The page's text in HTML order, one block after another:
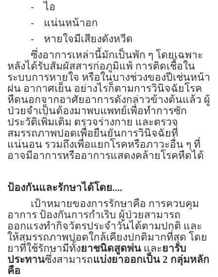
-
ไอ
-
แน่นหน้าอก
-
หายใจมีเสียงดังหวีด
ซึ่งอาการเหล่านี้มักเป็นพัก ๆ โดยเฉพาะ
หลังได้รับสัมผัสสารก่อภูมิแพ้ การติดเชื้อใน
ระบบการหายใจ หรือในบางช่วงของปีเช่นหน้า
ฝน อากาศเย็น อย่างไรก็ตามการวินิจฉัยโรค
หืดนอกจากอาศัยอาการดังกล่าวข้างต้นแล้ว ผู้
ป่วยจำเป็นต้องมาพบแพทย์เพื่อทำการซัก
ประวัติเพิ่มเติม ตรวจร่างกาย และตรวจ
สมรรถภาพปอดเพื่อยืนยันการวินิจฉัยที่
แน่นอน รวมถึงเพื่อแยกโรคหรือภาวะอื่น ๆ ที่
อาจมีอาการหรืออาการแสดงคล้ายโรคหืดได้
ป้องกันและรักษาได้โดย....
เป้าหมายของการรักษาคือ การควบคุม
อาการ ป้องกันการกำเริบ ผู้ป่วยสามารถ
ออกแรงทำกิจวัตรประจำวันได้ตามปกติ และ
ให้สมรรถภาพปอดใกล้เคียงปกติมากที่สุด โดย
ยาที่ใช้รักษามีทั้งยาชนิดสูดพ่น และยารับ
ประทานซึ่งสามารถแบ่งยาออกเป็น 2 กลุ่มหลัก
คือ